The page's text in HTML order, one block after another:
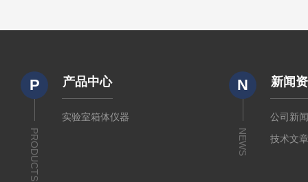
P
PRODUCTS
产品中心
实验室箱体仪器
N
NEWS
新闻
公司新
技术文